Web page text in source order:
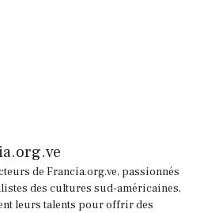
de Francia.org.ve, passionnés
des cultures sud-américaines,
leurs talents pour offrir des